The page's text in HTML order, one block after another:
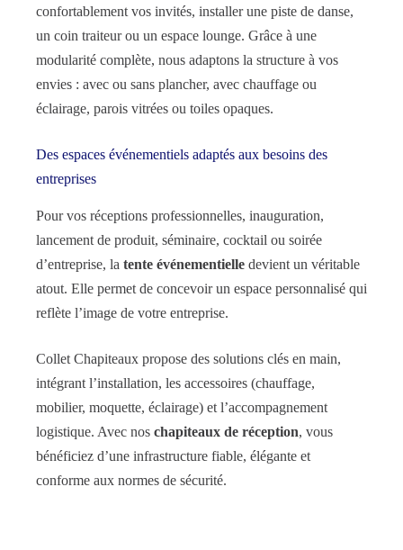
confortablement vos invités, installer une piste de danse,
un coin traiteur ou un espace lounge. Grâce à une
modularité complète, nous adaptons la structure à vos
envies : avec ou sans plancher, avec chauffage ou
éclairage, parois vitrées ou toiles opaques.
Des espaces événementiels adaptés aux besoins des
entreprises
Pour vos réceptions professionnelles, inauguration,
lancement de produit, séminaire, cocktail ou soirée
d’entreprise, la tente événementielle devient un véritable
atout. Elle permet de concevoir un espace personnalisé qui
reflète l’image de votre entreprise.
Collet Chapiteaux propose des solutions clés en main,
intégrant l’installation, les accessoires (chauffage,
mobilier, moquette, éclairage) et l’accompagnement
logistique. Avec nos chapiteaux de réception, vous
bénéficiez d’une infrastructure fiable, élégante et
conforme aux normes de sécurité.